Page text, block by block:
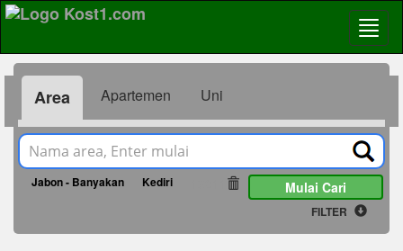
Area Apartemen Uni
Jabon - Banyakan Kediri Mulai Cari
FILTER